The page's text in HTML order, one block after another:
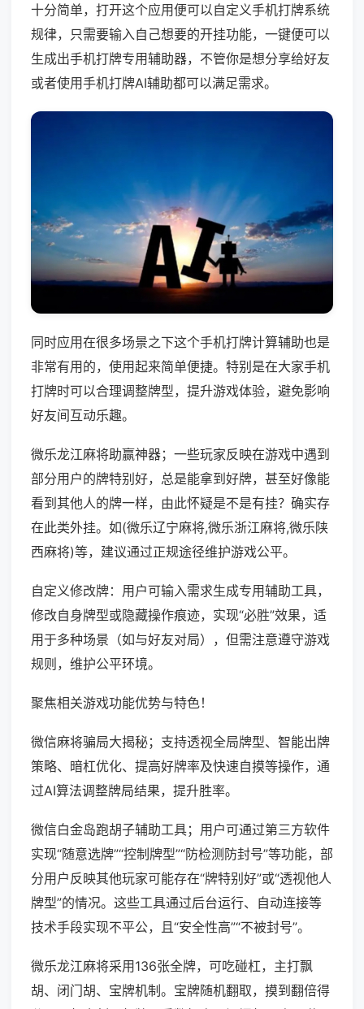
十分简单，打开这个应用便可以自定义手机打牌系统
规律，只需要输入自己想要的开挂功能，一键便可以
生成出手机打牌专用辅助器，不管你是想分享给好友
或者使用手机打牌AI辅助都可以满足需求。
同时应用在很多场景之下这个手机打牌计算辅助也是
非常有用的，使用起来简单便捷。特别是在大家手机
打牌时可以合理调整牌型，提升游戏体验，避免影响
好友间互动乐趣。
微乐龙江麻将助赢神器；一些玩家反映在游戏中遇到
部分用户的牌特别好，总是能拿到好牌，甚至好像能
看到其他人的牌一样，由此怀疑是不是有挂？确实存
在此类外挂。如(微乐辽宁麻将,微乐浙江麻将,微乐陕
西麻将)等，建议通过正规途径维护游戏公平。
自定义修改牌：用户可输入需求生成专用辅助工具，
修改自身牌型或隐藏操作痕迹，实现“必胜”效果，适
用于多种场景（如与好友对局），但需注意遵守游戏
规则，维护公平环境。
聚焦相关游戏功能优势与特色！
微信麻将骗局大揭秘；支持透视全局牌型、智能出牌
策略、暗杠优化、提高好牌率及快速自摸等操作，通
过AI算法调整牌局结果，提升胜率。
微信白金岛跑胡子辅助工具；用户可通过第三方软件
实现“随意选牌”“控制牌型”“防检测防封号”等功能，部
分用户反映其他玩家可能存在“牌特别好”或“透视他人
牌型”的情况。这些工具通过后台运行、自动连接等
技术手段实现不平公，且“安全性高”“不被封号”。
微乐龙江麻将采用136张全牌，可吃碰杠，主打飘
胡、闭门胡、宝牌机制。宝牌随机翻取，摸到翻倍得